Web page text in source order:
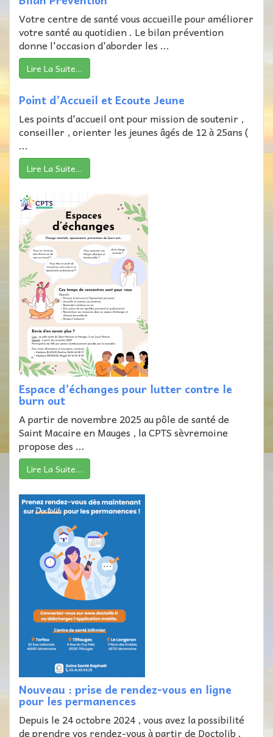
Votre centre de santé vous accueille pour améliorer
votre santé au quotidien . Le bilan prévention
donne l'occasion d'aborder les ...
Lire La Suite…
Point d’Accueil et Ecoute Jeune
Les points d'accueil ont pour mission de soutenir ,
conseiller , orienter les jeunes âgés de 12 à 25ans (
...
Lire La Suite…
Espace d’échanges pour lutter contre le
burn out
A partir de novembre 2025 au pôle de santé de
Saint Macaire en Mauges , la CPTS sèvremoine
propose des ...
Lire La Suite…
Nouveau : prise de rendez-vous en ligne
pour les permanences
Depuis le 24 octobre 2024 , vous avez la possibilité
de prendre vos rendez-vous à partir de Doctolib .